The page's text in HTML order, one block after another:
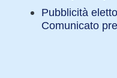
Pubblicità
Comunicato